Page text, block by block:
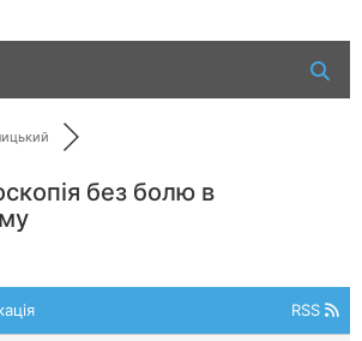
без болю в
RSS